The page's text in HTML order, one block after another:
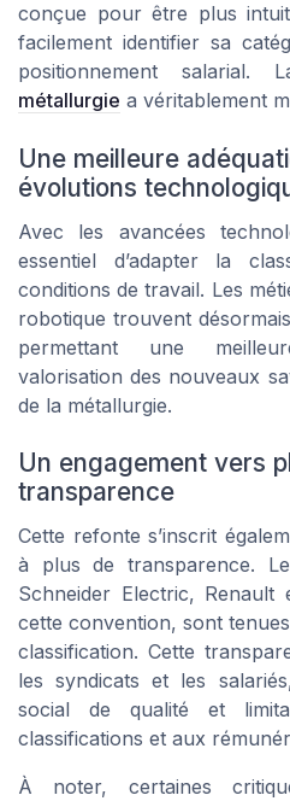
conçue pour être plus
facilement identifier sa
positionnement salarial.
métallurgie a véritablement
Une meilleure
évolutions
Avec les avancées
essentiel d’adapter la
conditions de travail. Les
robotique trouvent
permettant une
valorisation des nouveaux
de la métallurgie.
Un engagement vers
transparence
Cette refonte s’inscrit
à plus de transparence.
Schneider Electric,
cette convention, sont
classification. Cette
les syndicats et les
social de qualité et
classifications et aux
À noter, certaines